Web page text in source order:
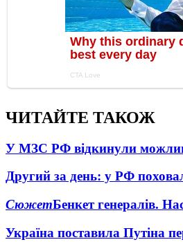
ЧИТАЙТЕ ТАКОЖ
У МЗС РФ відкинули
Другий за день: у РФ
СюжетБенкет генералів.
Україна поставила Путіна